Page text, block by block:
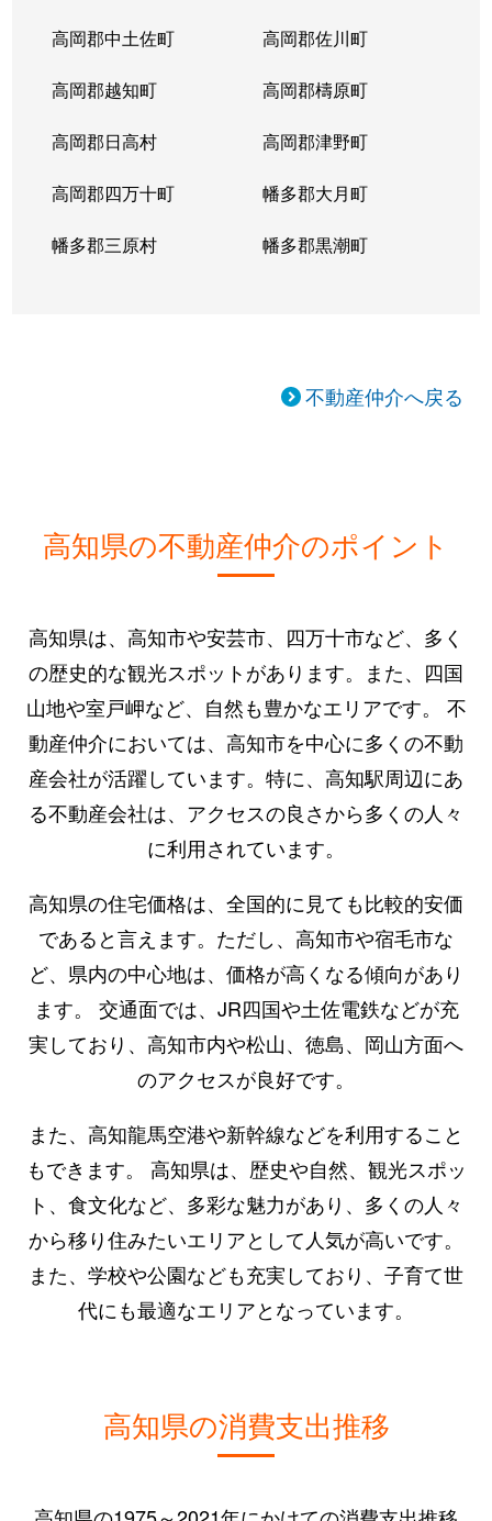
高岡郡中土佐町 高岡郡佐川町
高岡郡越知町 高岡郡檮原町
高岡郡日高村 高岡郡津野町
高岡郡四万十町 幡多郡大月町
幡多郡三原村 幡多郡黒潮町
不動産仲介へ戻る
高知県の不動産仲介のポイント
高知県は、高知市や安芸市、四万十市など、多く
の歴史的な観光スポットがあります。また、四国
山地や室戸岬など、自然も豊かなエリアです。 不
動産仲介においては、高知市を中心に多くの不動
産会社が活躍しています。特に、高知駅周辺にあ
る不動産会社は、アクセスの良さから多くの人々
に利用されています。
高知県の住宅価格は、全国的に見ても比較的安価
であると言えます。ただし、高知市や宿毛市な
ど、県内の中心地は、価格が高くなる傾向があり
ます。 交通面では、JR四国や土佐電鉄などが充
実しており、高知市内や松山、徳島、岡山方面へ
のアクセスが良好です。
また、高知龍馬空港や新幹線などを利用すること
もできます。 高知県は、歴史や自然、観光スポッ
ト、食文化など、多彩な魅力があり、多くの人々
から移り住みたいエリアとして人気が高いです。
また、学校や公園なども充実しており、子育て世
代にも最適なエリアとなっています。
高知県の消費支出推移